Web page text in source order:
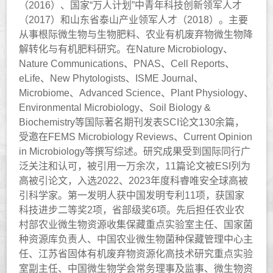
（2016）、国家“万人计划”中青年科技创新领军人才
（2017）和山东省泰山产业领军人才（2018）。主要
从事根际微生物与生物肥料、农业有机废弃物微生物降
解转化与有机肥料研究。在Nature Microbiology、
Nature Communications、PNAS、Cell Reports、
eLife、New Phytologists、ISME Journal、
Microbiome、Advanced Science、Plant Physiology、
Environmental Microbiology、Soil Biology &
Biochemistry等国际著名期刊发表SCI论文130余篇，
受邀在FEMS Microbiology Reviews、Current Opinion
in Microbiology等撰写综述。研究成果受到国际同行广
泛关注和认可，被引用一万余次，11篇论文被ESI列为
高被引论文，入选2022、2023年度科睿唯安全球高被
引科学家。第一发明人获中国发明专利11项，获国家
科技进步二等奖2项，省部级奖6项。先后担任农业农
村部农业微生物资源收集保藏重点实验室主任、国家菌
种资源库负责人、中国农业微生物菌种保藏管理中心主
任、江苏省固体有机废弃物资源化高技术研究重点实验
室副主任、中国微生物学会常务理事及监事、微生物资